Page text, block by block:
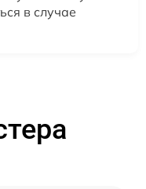
в случае